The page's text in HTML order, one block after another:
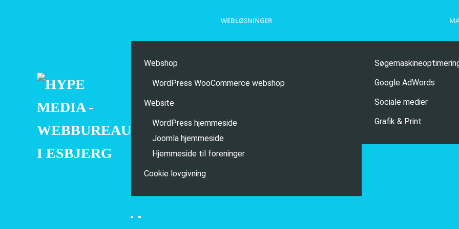
WEBLØSNINGER
Webshop
WordPress WooCommerce webshop
Website
WordPress hjemmeside
Joomla hjemmeside
Hjemmeside til foreninger
Cookie lovgivning
Google AdWords
Sociale medier
Grafik & Print